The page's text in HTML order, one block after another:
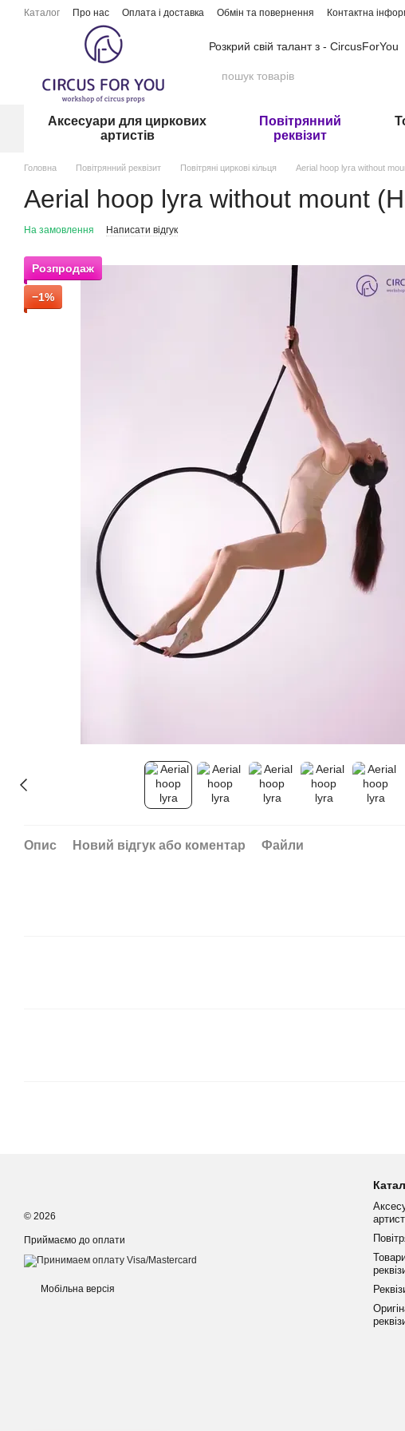
Перейти до основного контенту
Каталог Про нас Оплата і доставка Обмін та повернення Контактна
Розкрий свій талант з - CircusForYou
Аксесуари для циркових
артистів
Повітрянний
реквізит
Головна Повітрянний реквізит Повітряні циркові кільця Aerial hoop lyra without
Aerial hoop lyra without mount
На замовлення Написати відгук
Розпродаж
−1%
Опис Новий відгук або коментар Файли
© 2026
Приймаємо до оплати
Мобільна версія